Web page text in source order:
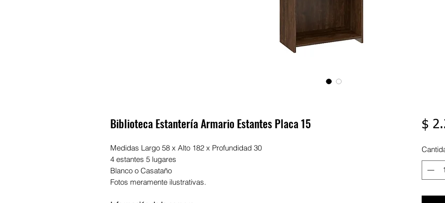
Biblioteca Estantería Armario Estantes Placa 15
Medidas Largo 58 x Alto 182 x Profundidad 30
4 estantes 5 lugares
Blanco o Casataño
Fotos meramente ilustrativas.
$